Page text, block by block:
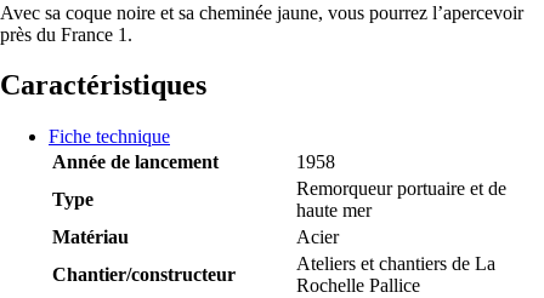
Avec sa coque noire et sa cheminée jaune, vous pourrez l’apercevoir
près du France 1.
Caractéristiques
Fiche technique
Année de lancement
1958
Type
Remorqueur portuaire et de
haute mer
Matériau
Acier
Chantier/constructeur
Ateliers et chantiers de La
Rochelle Pallice